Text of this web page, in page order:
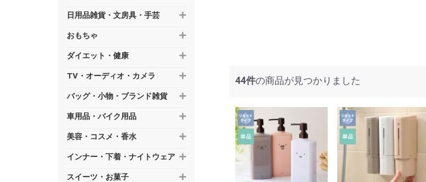
日用品雑貨・文房具・手芸
おもちゃ
ダイエット・健康
TV・オーディオ・カメラ
バッグ・小物・ブランド雑貨
車用品・バイク用品
美容・コスメ・香水
インナー・下着・ナイトウェア
スイーツ・お菓子
44件の商品が見つかりました